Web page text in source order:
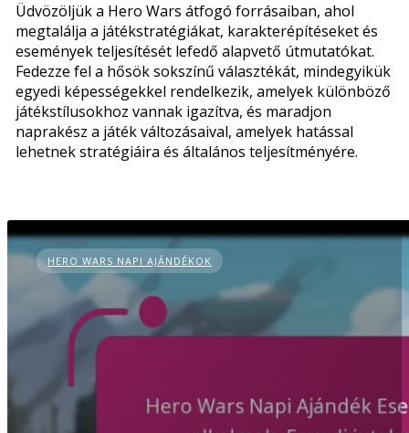
Üdvözöljük a Hero Wars átfogó forrásaiban, ahol
megtalálja a játékstratégiákat, karakterépítéseket és
események teljesítését lefedő alapvető útmutatókat.
Fedezze fel a hősök sokszínű választékát, mindegyikük
egyedi képességekkel rendelkezik, amelyek különböző
játékstílusokhoz vannak igazítva, és maradjon
naprakész a játék változásaival, amelyek hatással
lehetnek stratégiáira és általános teljesítményére.
HERO WARS NAPI AJÁNDÉKOK